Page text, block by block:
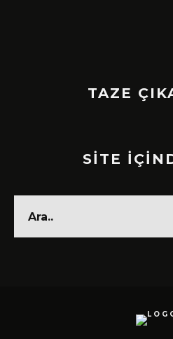
TAZE
SİTE